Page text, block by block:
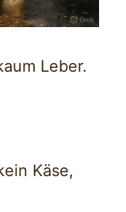
Leber.
Käse,